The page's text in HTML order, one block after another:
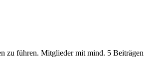
zu führen. Mitglieder mit mind. 5 Beiträgen